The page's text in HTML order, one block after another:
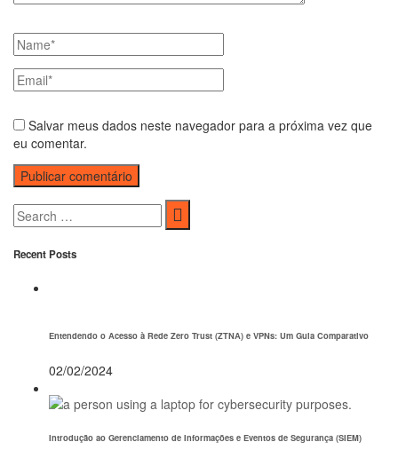
Salvar meus dados neste navegador para a próxima vez que
eu comentar.
Recent Posts
Entendendo o Acesso à Rede Zero Trust (ZTNA) e VPNs: Um Guia Comparativo
02/02/2024
Introdução ao Gerenciamento de Informações e Eventos de Segurança (SIEM)